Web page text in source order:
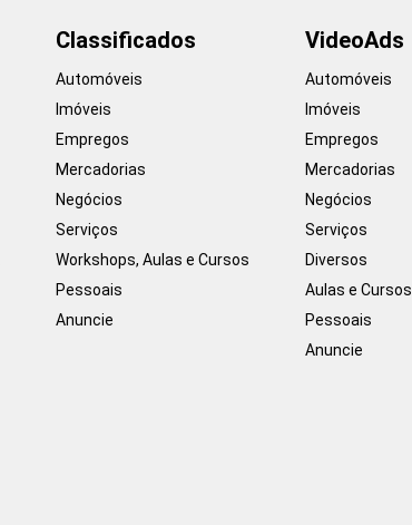
Classificados
Automóveis
Imóveis
Empregos
Mercadorias
Negócios
Serviços
Workshops, Aulas e Cursos
Pessoais
Anuncie
VideoAds
Automóveis
Imóveis
Empregos
Mercadorias
Negócios
Serviços
Diversos
Aulas e Cursos
Pessoais
Anuncie